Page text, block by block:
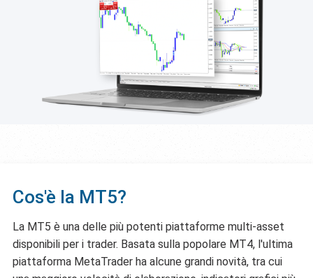
Cos'è la MT5?
La MT5 è una delle più potenti piattaforme multi-asset
disponibili per i trader. Basata sulla popolare MT4, l'ultima
piattaforma MetaTrader ha alcune grandi novità, tra cui